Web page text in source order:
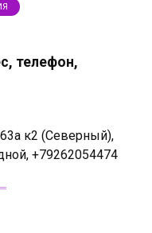
телефон,
к2 (Северный),
+79262054474